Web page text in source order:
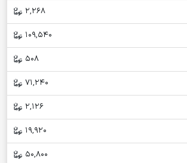
2,268
109,540
508
71,240
2,126
19,920
50,800